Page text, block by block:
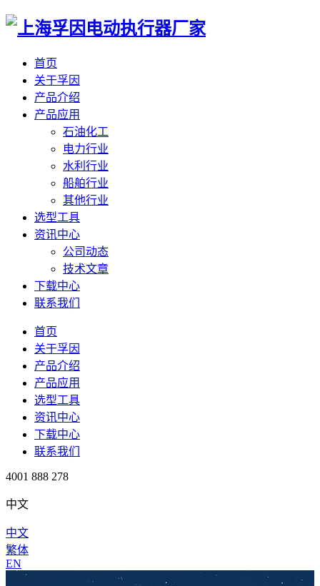
首页
关于孚因
产品介绍
产品应用
石油化工
电力行业
水利行业
船舶行业
其他行业
选型工具
资讯中心
公司动态
技术文章
下载中心
联系我们
首页
关于孚因
产品介绍
产品应用
选型工具
资讯中心
下载中心
联系我们
4001 888 278
中文
中文
繁体
EN